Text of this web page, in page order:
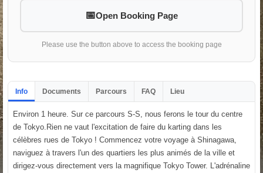
Open Booking Page
Please use the button above to access the booking page
Info Documents Parcours FAQ Lieu
Environ 1 heure. Sur ce parcours S-S, nous ferons le tour du centre
de Tokyo.Rien ne vaut l'excitation de faire du karting dans les
célèbres rues de Tokyo ! Commencez votre voyage à Shinagawa,
naviguez à travers l'un des quartiers les plus animés de la ville et
dirigez-vous directement vers la magnifique Tokyo Tower. L'adrénaline